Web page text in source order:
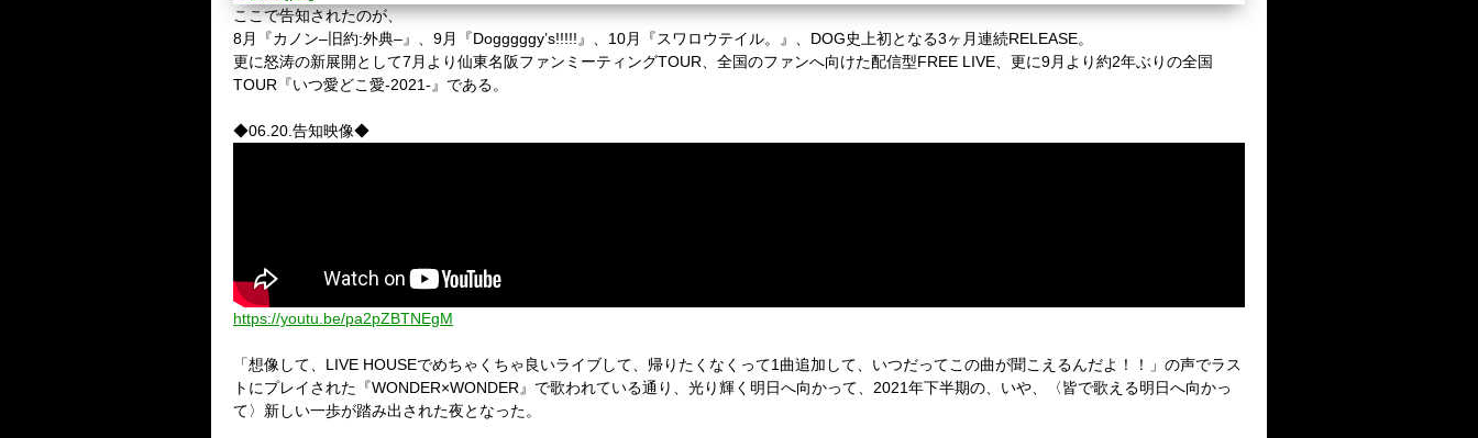
ここで告知されたのが、
8月『カノン– 旧約:外典–』、 9月『Dogggggy’s!!!!! 』、 10月『スワロウテイル。』、 DOG史上初となる3ヶ月連続RELEASE。
更に怒涛の新展開として7 月より仙東名阪ファンミーティングTOUR 、全国のファンへ向けた配信型FREE LIVE 、更に9月より約2年ぶりの全国
TOUR 『いつ愛どこ愛-2021- 』である。
◆06.20. 告知映像◆
https://youtu.be/pa2pZBTNEgM
「想像して、 LIVE HOUSEでめちゃくちゃ良いライブして、帰りたくなくって1 曲追加して、いつだってこの曲が聞こえるんだよ！！」の声でラス
トにプレイされた『WONDER×WONDER 』で歌われている通り、光り輝く明日へ向かって、 2021年下半期の、いや、〈皆で歌える明日へ向かっ
て〉新しい一歩が踏み出された夜となった。